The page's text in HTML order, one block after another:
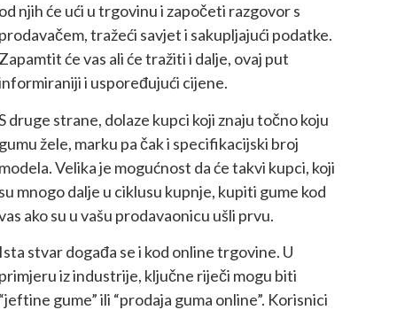
njih će ući u trgovinu i započeti razgovor s
tražeći savjet i sakupljajući podatke.
će vas ali će tražiti i dalje, ovaj put
i uspoređujući cijene.
druge strane, dolaze kupci koji znaju točno koju
žele, marku pa čak i specifikacijski broj
Velika je mogućnost da će takvi kupci, koji
mnogo dalje u ciklusu kupnje, kupiti gume kod
ako su u vašu prodavaonicu ušli prvu.
stvar događa se i kod online trgovine. U
iz industrije, ključne riječi mogu biti
gume” ili “prodaja guma online”. Korisnici